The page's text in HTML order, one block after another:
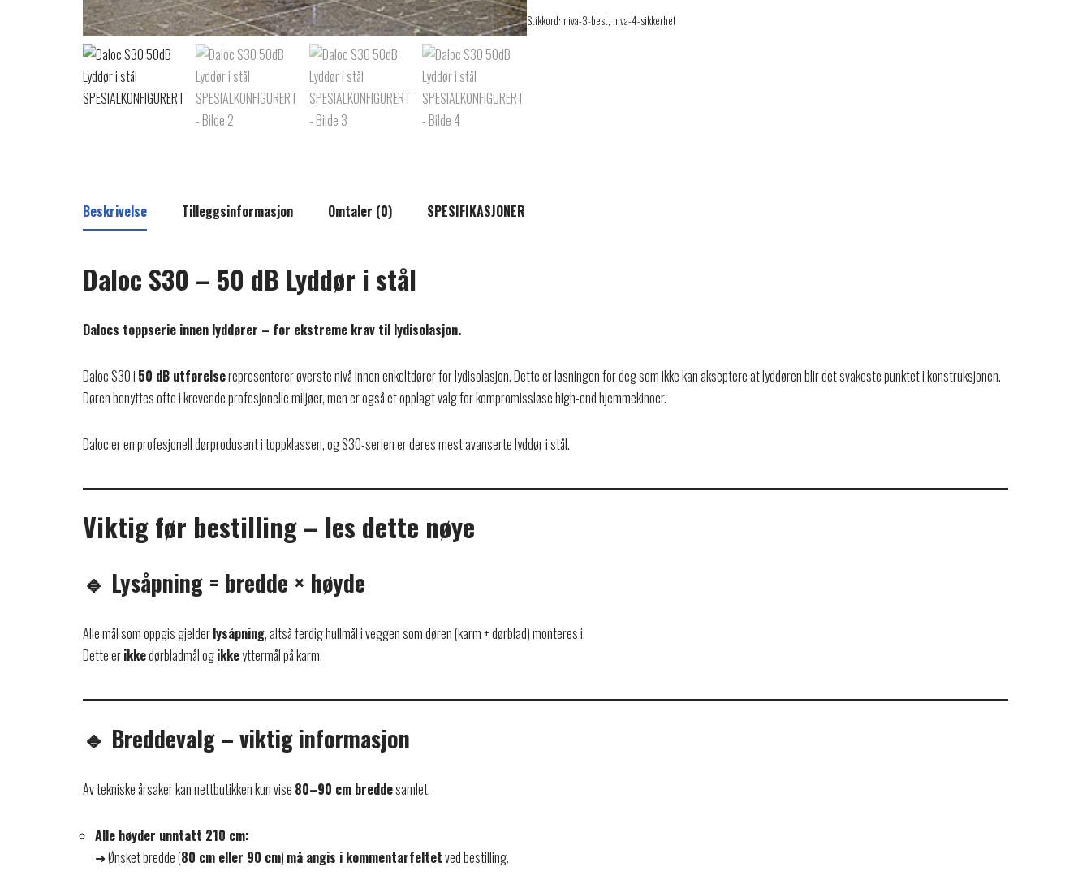
Stikkord: niva-3-best, niva-4-sikkerhet
Beskrivelse Tilleggsinformasjon Omtaler (0) SPESIFIKASJONER
Daloc S30 – 50 dB Lyddør i stål
Dalocs toppserie innen lyddører – for ekstreme krav til lydisolasjon.
Daloc S30 i 50 dB utførelserepresenterer øverste nivå innen enkeltdører for lydisolasjon. Dette er løsningen for deg som ikke kan akseptere at lyddøren blir det svakeste punktet i konstruksjonen.
Døren benyttes ofte i krevende profesjonelle miljøer, men er også et opplagt valg for kompromissløse high-end hjemmekinoer.
Daloc er en profesjonell dørprodusent i toppklassen, og S30-serien er deres mest avanserte lyddør i stål.
Viktig før bestilling – les dette nøye
🔹 Lysåpning = bredde × høyde
Alle mål som oppgis gjelderlysåpning, altså ferdig hullmål i veggen som døren (karm + dørblad) monteres i.
Dette erikkedørbladmål ogikkeyttermål på karm.
🔹 Breddevalg – viktig informasjon
Av tekniske årsaker kan nettbutikken kun vise 80–90 cm breddesamlet.
Alle høyder unntatt 210 cm:
➜ Ønsket bredde (80 cm eller 90 cm) må angis i kommentarfeltetved bestilling.